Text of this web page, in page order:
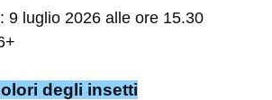
: 9 luglio 2026 alle ore 15.30
degli insetti